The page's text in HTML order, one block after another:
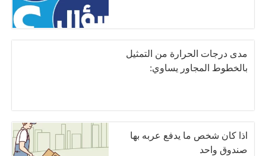
مدی درجات الحرارة من التمثيل
بالخطوط المجاور يساوي:
اذا كان شخص ما يدفع عربه بها
صندوق واحد